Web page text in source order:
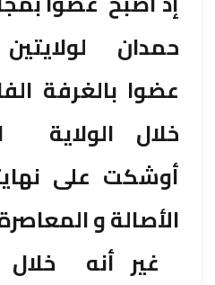
حمدان
عضوا بالغرفة
خلال الولاية
أوشكت على
الأصالة و
غير أنه خلال